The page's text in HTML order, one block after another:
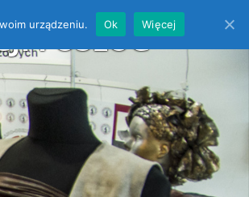
i USŁUG
urządzeniu. Ok Więcej